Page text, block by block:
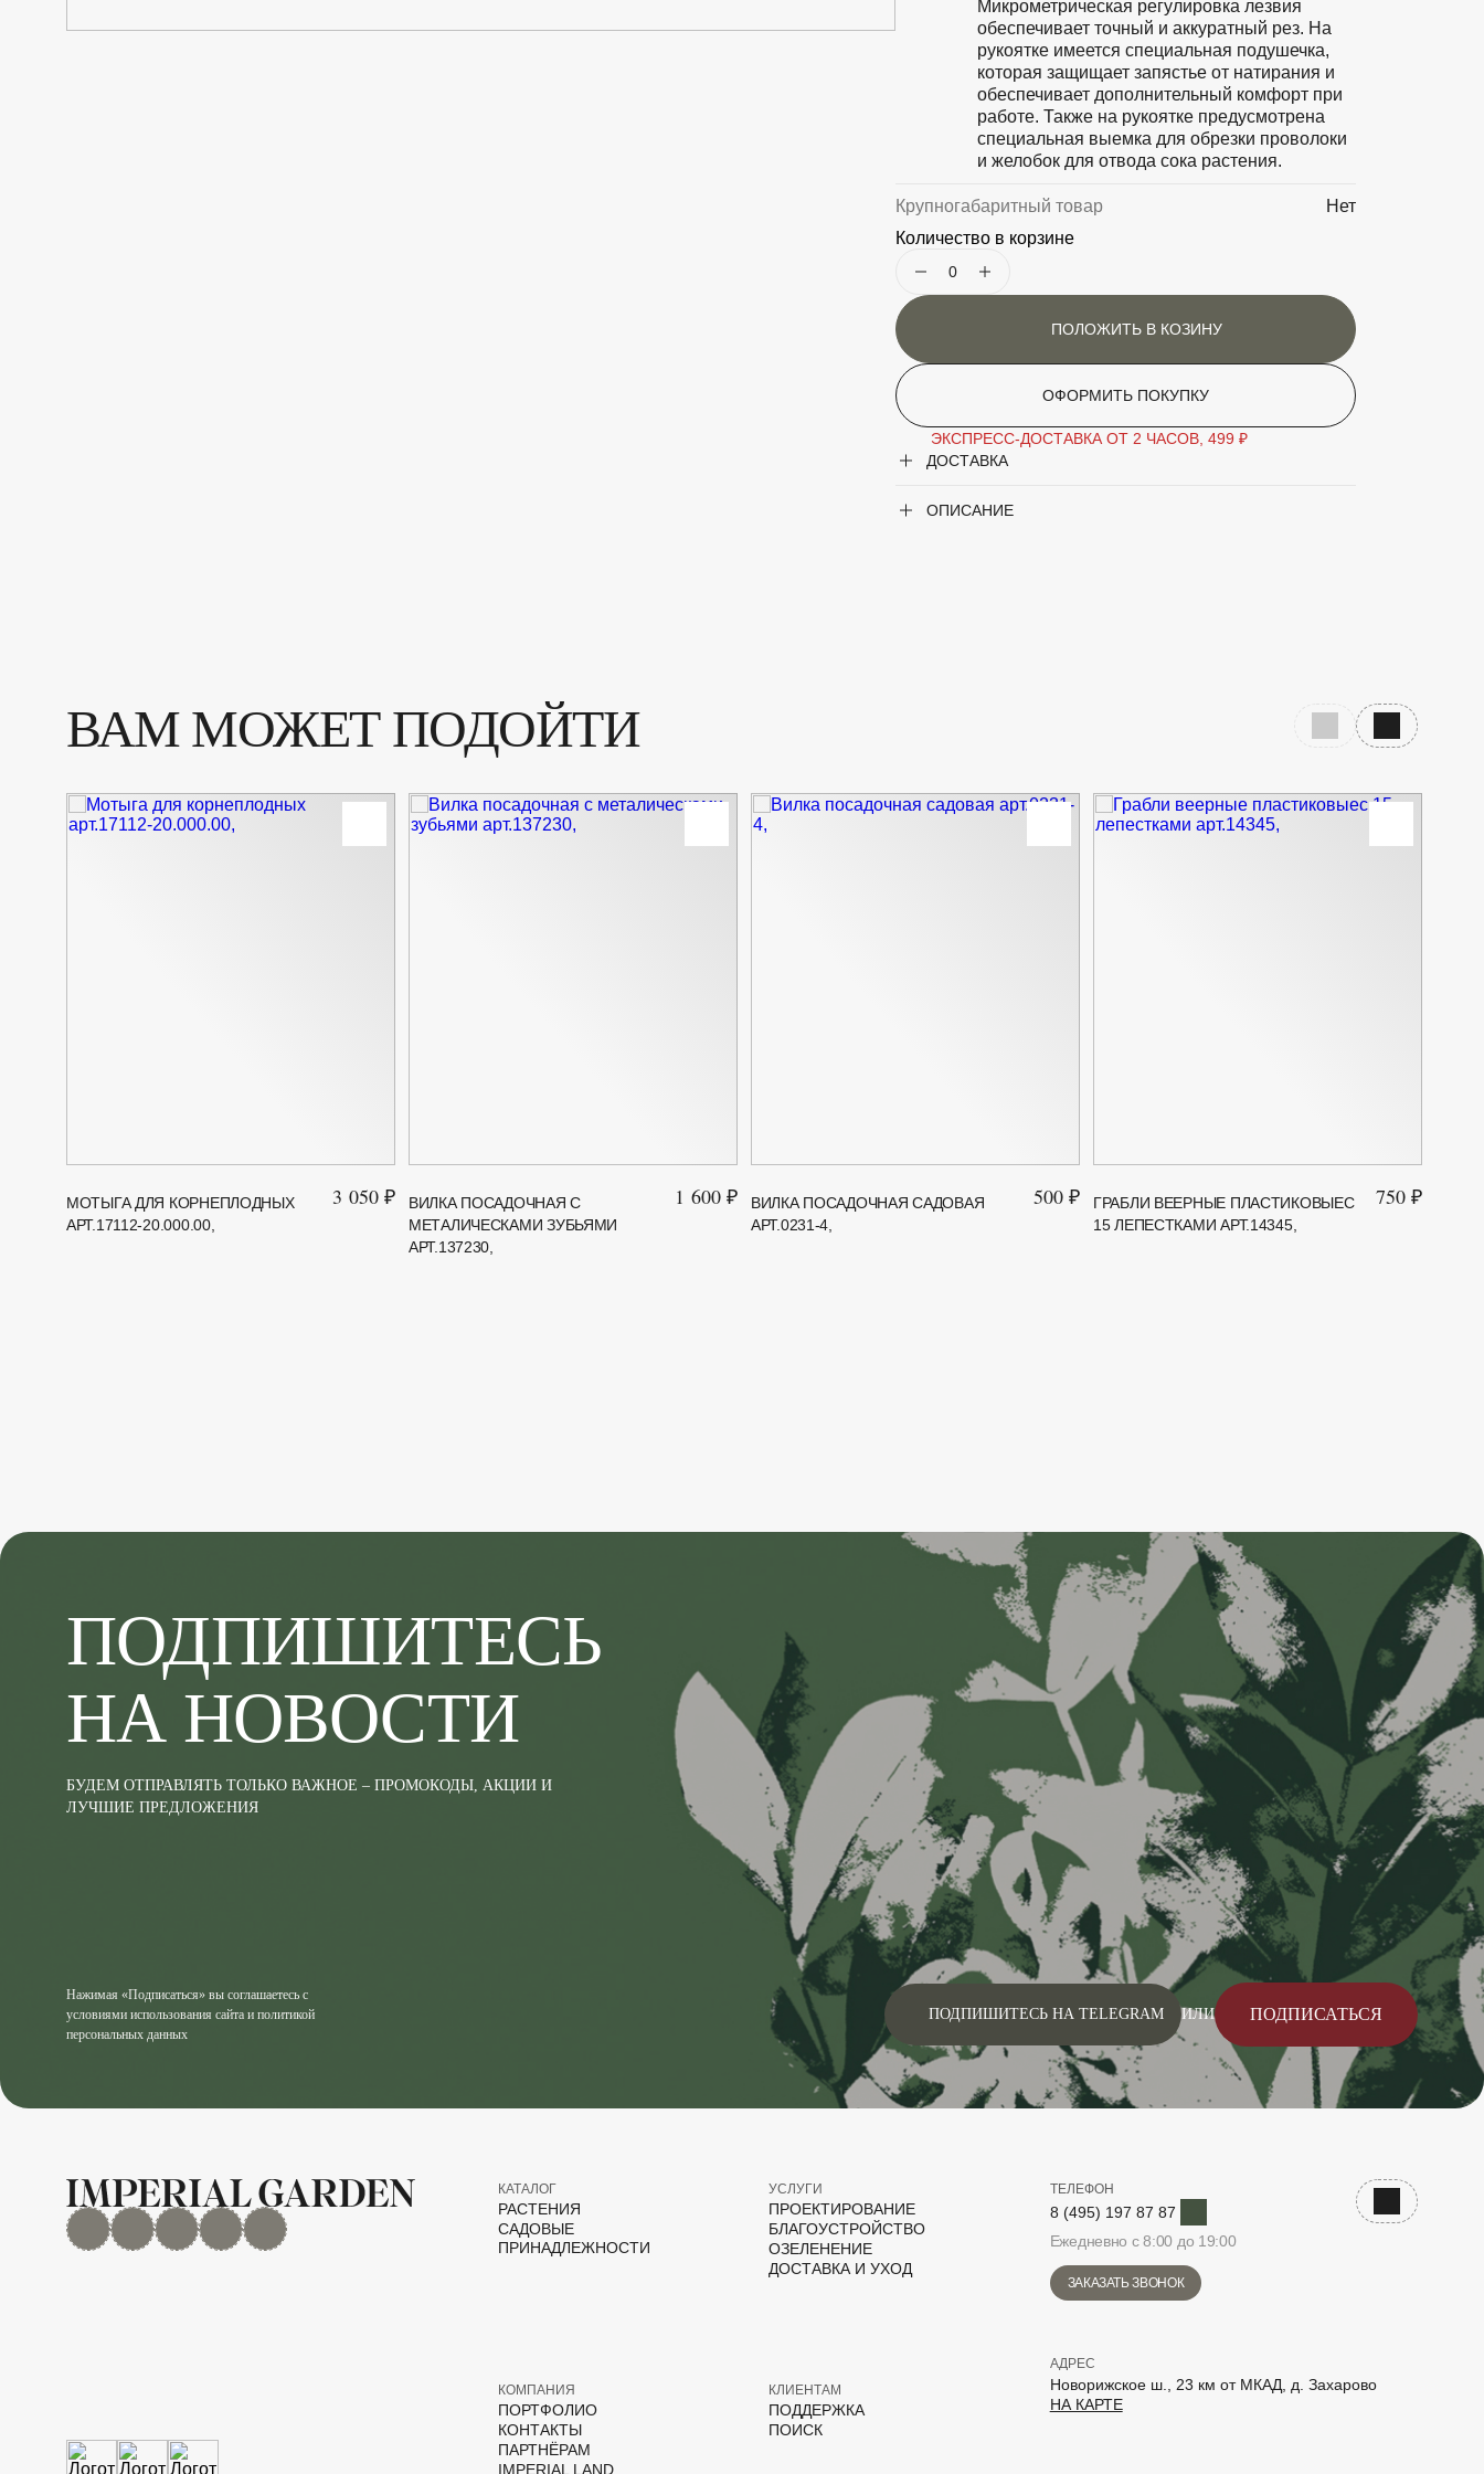
Микрометрическая регулировка лезвия
обеспечивает точный и аккуратный рез. На
рукоятке имеется специальная подушечка,
которая защищает запястье от натирания и
обеспечивает дополнительный комфорт при
работе. Также на рукоятке предусмотрена
специальная выемка для обрезки проволоки
и желобок для отвода сока растения.
Крупногабаритный товар
Нет
Количество в корзине
ПОЛОЖИТЬ В КОЗИНУ
ОФОРМИТЬ ПОКУПКУ
ЭКСПРЕСС-ДОСТАВКА ОТ 2 ЧАСОВ, 499 ₽
ДОСТАВКА
ОПИСАНИЕ
ВАМ МОЖЕТ ПОДОЙТИ Предыдущий слайд
Следующий
МОТЫГА ДЛЯ КОРНЕПЛОДНЫХ
АРТ.17112-20.000.00,
3 050 ₽
ВИЛКА ПОСАДОЧНАЯ С
МЕТАЛИЧЕСКАМИ ЗУБЬЯМИ
АРТ.137230,
1 600 ₽
ВИЛКА ПОСАДОЧНАЯ САДОВАЯ
АРТ.0231-4,
500 ₽
ГРАБЛИ ВЕЕРНЫЕ ПЛАСТИКОВЫЕС
15 ЛЕПЕСТКАМИ АРТ.14345,
750 ₽
ПОДПИШИТЕСЬ
НА НОВОСТИ
БУДЕМ ОТПРАВЛЯТЬ ТОЛЬКО ВАЖНОЕ – ПРОМОКОДЫ, АКЦИИ И
ЛУЧШИЕ ПРЕДЛОЖЕНИЯ
Нажимая «Подписаться» вы соглашаетесь с
условиями использования сайта и политикой
персональных данных
ПОДПИШИТЕСЬ НА TELEGRAM ИЛИ ПОДПИСАТЬСЯ
MAX Дзен YouTuberutubeTelegram
КАТАЛОГ
РАСТЕНИЯ
САДОВЫЕ
ПРИНАДЛЕЖНОСТИ
УСЛУГИ
ПРОЕКТИРОВАНИЕ
БЛАГОУСТРОЙСТВО
ОЗЕЛЕНЕНИЕ
ДОСТАВКА И УХОД
КОМПАНИЯ
ПОРТФОЛИО
КОНТАКТЫ
ПАРТНЁРАМ
IMPERIAL LAND
КЛИЕНТАМ
ПОДДЕРЖКА
ПОИСК
АДРЕС
Новорижское ш., 23 км от МКАД, д. Захарово
НА КАРТЕ
ТЕЛЕФОН
8 (495) 197 87 87
Ежедневно с 8:00 до 19:00
ЗАКАЗАТЬ ЗВОНОК
Наверх